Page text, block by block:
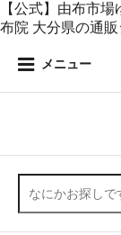
【公式】由布市
布院 大分県の通
メニュー